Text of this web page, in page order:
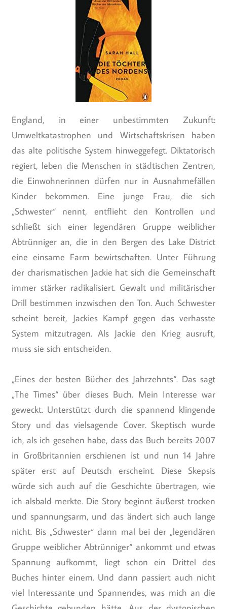
England, in einer unbestimmten Zukunft:
Umweltkatastrophen und Wirtschaftskrisen haben
das alte politische System hinweggefegt. Diktatorisch
regiert, leben die Menschen in städtischen Zentren,
die Einwohnerinnen dürfen nur in Ausnahmefällen
Kinder bekommen. Eine junge Frau, die sich
„Schwester“ nennt, entflieht den Kontrollen und
schließt sich einer legendären Gruppe weiblicher
Abtrünniger an, die in den Bergen des Lake District
eine einsame Farm bewirtschaften. Unter Führung
der charismatischen Jackie hat sich die Gemeinschaft
immer stärker radikalisiert. Gewalt und militärischer
Drill bestimmen inzwischen den Ton. Auch Schwester
scheint bereit, Jackies Kampf gegen das verhasste
System mitzutragen. Als Jackie den Krieg ausruft,
muss sie sich entscheiden.
„Eines der besten Bücher des Jahrzehnts“. Das sagt
„The Times“ über dieses Buch. Mein Interesse war
geweckt. Unterstützt durch die spannend klingende
Story und das vielsagende Cover. Skeptisch wurde
ich, als ich gesehen habe, dass das Buch bereits 2007
in Großbritannien erschienen ist und nun 14 Jahre
später erst auf Deutsch erscheint. Diese Skepsis
würde sich auch auf die Geschichte übertragen, wie
ich alsbald merkte. Die Story beginnt äußerst trocken
und spannungsarm, und das ändert sich auch lange
nicht. Bis „Schwester“ dann mal bei der „legendären
Gruppe weiblicher Abtrünniger“ ankommt und etwas
Spannung aufkommt, liegt schon ein Drittel des
Buches hinter einem. Und dann passiert auch nicht
viel Interessante und Spannendes, was mich an die